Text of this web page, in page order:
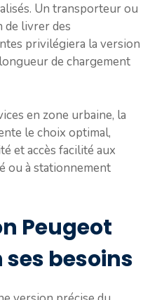
Un transporteur ou
de livrer des
privilégiera la version
de chargement
en zone urbaine, la
le choix optimal,
et accès facilité aux
ou à stationnement
Peugeot
ses besoins